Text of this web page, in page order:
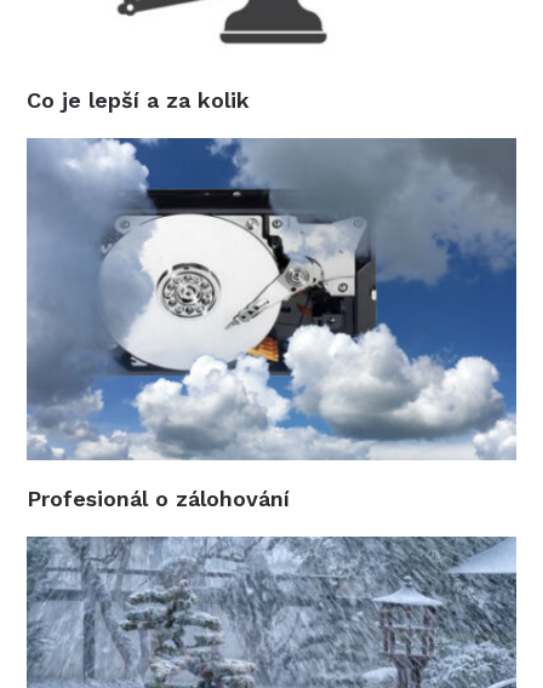
Co je lepší a za kolik
Profesionál o zálohování